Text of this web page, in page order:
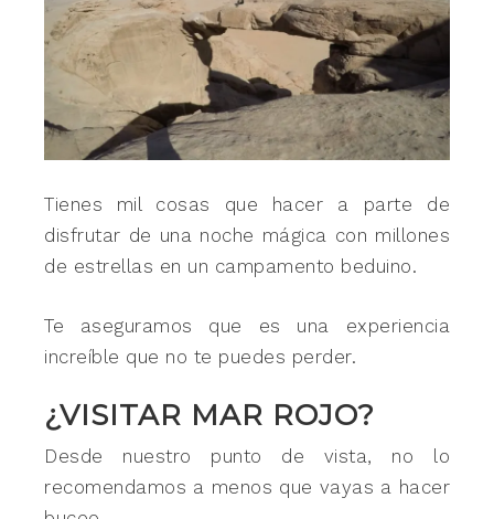
Tienes mil cosas que hacer a parte de
disfrutar de una noche mágica con millones
de estrellas en un campamento beduino.
Te aseguramos que es una experiencia
increíble que no te puedes perder.
¿VISITAR MAR ROJO?
Desde nuestro punto de vista, no lo
recomendamos a menos que vayas a hacer